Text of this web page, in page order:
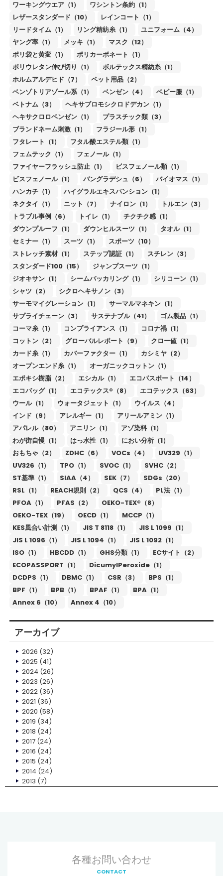
ワーキングウエア（1）
ワシントン条約（1）
レザースタンダード（10）
レインコート（1）
リードタイム（1）
リング精紡糸（1）
ユニフォーム（4）
ヤング率（1）
メッキ（1）
マスク（12）
ポリ袋と黄変（1）
ポリカーボネート（1）
ポリウレタン伸び切り（1）
ボルテックス精紡糸（1）
ホルムアルデヒド（7）
ペット用品（2）
ベンゾトリアゾール系（1）
ベンゼン（4）
ベビー服（1）
ベトナム（3）
ヘキサブロモシクロドデカン（1）
ヘキサクロロベンゼン（1）
プラスチック類（3）
ブランドネーム刺激（1）
フラジール形（1）
フタレート（1）
フタル酸エステル類（1）
フェムテック（1）
フェノール（1）
ファイヤーフラッシュ防止（1）
ビスフェノール類（1）
ビスフェノール（1）
バングラデシュ（6）
バイオマス（1）
ハンカチ（1）
ハイグラルエキスパンション（1）
ネクタイ（1）
ニット（7） ナイロン（1）
トルエン（3）
トラブル事例（6）
トイレ（1）
チクチク感（1）
ダウンプルーフ（1）
ダウンヒルスーツ（1）
タオル（1）
セミナー（1）
スーツ（1）
スポーツ（10）
ストレッチ素材（1）
ステップ認証（1）
スチレン（3）
スタンダード100（15）
ジャンプスーツ（1）
ジオキサン（1）
シームパッカリング（1）
シリコーン（1）
シャツ（2）
シクロヘキサノン（3）
サーモマイグレーション（1）
サーマルマネキン（1）
サプライチェーン（3）
サステナブル（41）
ゴム製品（1）
コーマ糸（1）
コンプライアンス（1）
コロナ禍（1）
コットン（2）
グローバルレポート（9）
クロー値（1）
カード糸（1）
カバーファクター（1）
カシミヤ（2）
オープンエンド糸（1）
オーガニックコットン（1）
エポキシ樹脂（2）
エシカル（1）
エコパスポート（14）
エコバッグ（1）
エコテックス®（8）
エコテックス（63）
ウール（1）
ウォータジェット（1）
ウイルス（4）
インド（9）
アレルギー（1）
アリールアミン（1）
アパレル（80）
アニリン（1）
アゾ染料（1）
わが街自慢（1）
はっ水性（1）
におい分析（1）
おもちゃ（2）
ZDHC（6） VOCs（4）
UV329（1）
UV326（1）
TPO（1） SVOC（1）
SVHC（2）
ST基準（1）
SIAA（4） SEK（7）
SDGs（20）
RSL（1）
REACH規則（2） QCS（4）
PL法（1）
PFOA（1）
PFAS（2）
OEKO-TEX®（8）
OEKO-TEX（19）
OECD（1）
MCCP（1）
KES風合い計測（1）
JIS T 8118（1）
JIS L 1099（1）
JIS L 1096（1）
JIS L 1094（1）
JIS L 1092（1）
ISO（1）
HBCDD（1） GHS分類（1）
ECサイト（2）
ECOPASSPORT（1）
DicumylPeroxide（1）
DCDPS（1）
DBMC（1） CSR（3）
BPS（1）
BPF（1）
BPB（1） BPAF（1）
BPA（1）
Annex 6（10）
Annex 4（10）
アーカイブ
2026 (32)
2025 (41)
2024 (26)
2023 (26)
2022(36)
2021 (36)
2020 (58)
2019 (34)
2018 (24)
2017(24)
2016 (24)
2015 (24)
2014 (24)
2013 (7)
各種お問い合わせ
CONTACT